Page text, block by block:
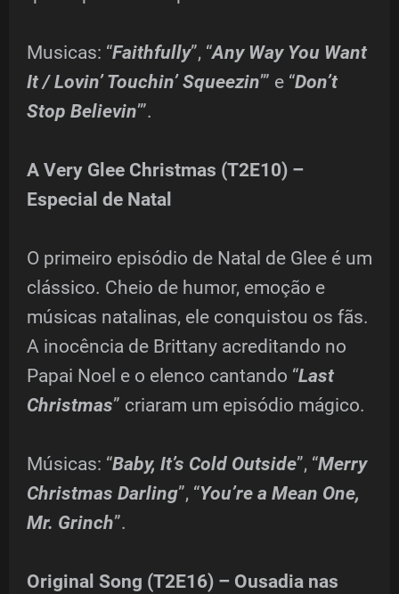
Musicas: “Faithfully”, “Any Way You Want
It / Lovin’ Touchin’ Squeezin’” e “Don’t
Stop Believin’”.
A Very Glee Christmas (T2E10) –
Especial de Natal
O primeiro episódio de Natal de Glee é um
clássico. Cheio de humor, emoção e
músicas natalinas, ele conquistou os fãs.
A inocência de Brittany acreditando no
Papai Noel e o elenco cantando “Last
Christmas” criaram um episódio mágico.
Músicas: “Baby, It’s Cold Outside”, “Merry
Christmas Darling”, “You’re a Mean One,
Mr. Grinch”.
Original Song (T2E16) – Ousadia nas